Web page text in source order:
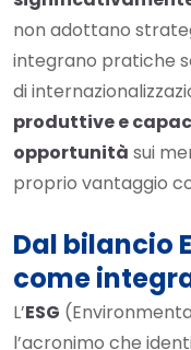
non adottano
integrano pratiche
di
produttive e
opportunità sui
proprio vantaggio
Dal bilancio
come
L’ESG
l’acronimo che